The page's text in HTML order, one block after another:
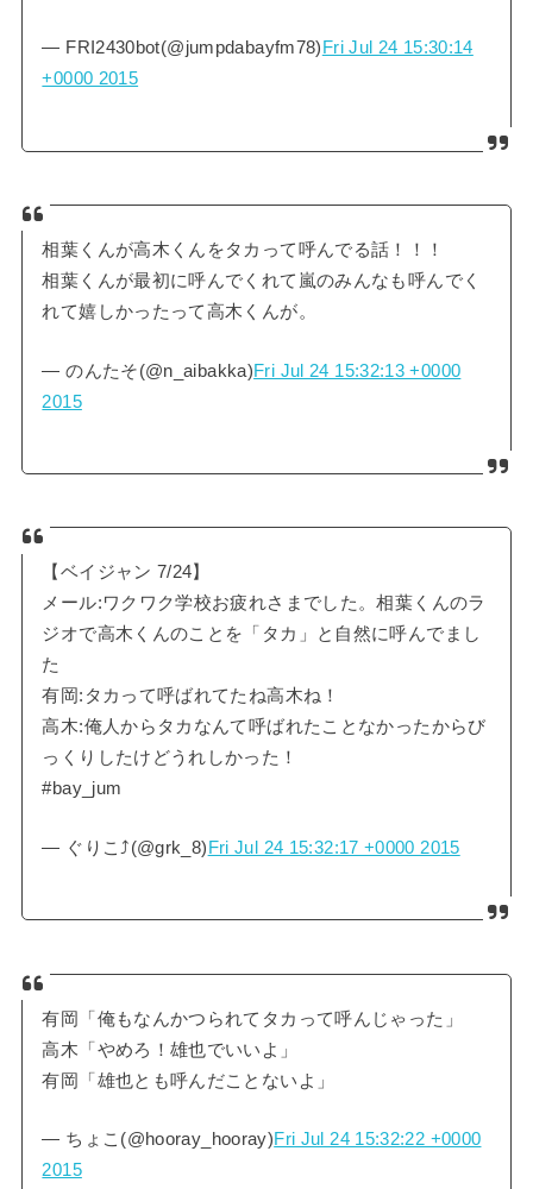
— FRI2430bot(@jumpdabayfm78) Fri Jul 24 15:30:14
+0000 2015
相葉くんが高木くんをタカって呼んでる話！！！
相葉くんが最初に呼んでくれて嵐のみんなも呼んでく
れて嬉しかったって高木くんが。
— のんたそ(@n_aibakka)Fri Jul 24 15:32:13 +0000
2015
【ベイジャン 7/24】
メール:ワクワク学校お疲れさまでした。相葉くんのラ
ジオで高木くんのことを「タカ」と自然に呼んでまし
た
有岡:タカって呼ばれてたね高木ね！
高木:俺人からタカなんて呼ばれたことなかったからび
っくりしたけどうれしかった！
#bay_jum
— ぐりこ⤴︎(@grk_8) Fri Jul 24 15:32:17 +0000 2015
有岡「俺もなんかつられてタカって呼んじゃった」
高木「やめろ！雄也でいいよ」
有岡「雄也とも呼んだことないよ」
— ちょこ(@hooray_hooray)Fri Jul 24 15:32:22 +0000
2015